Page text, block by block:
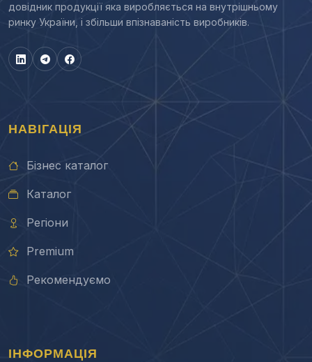
довідник продукції яка виробляється на внутрішньому
ринку України, і збільши впізнаваність виробників.
НАВІГАЦІЯ
Бізнес каталог
Каталог
Регіони
Premium
Рекомендуємо
ІНФОРМАЦІЯ